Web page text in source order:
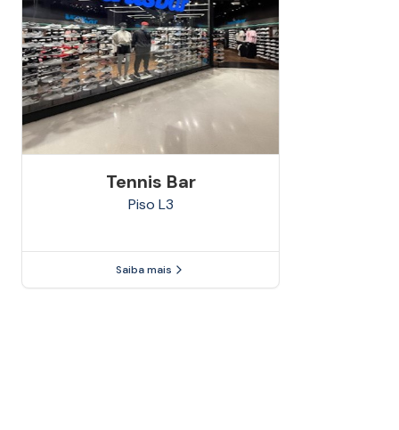
Tennis Bar
Piso L3
Saiba mais